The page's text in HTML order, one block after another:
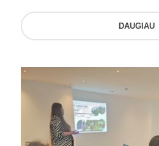
DAUGIAU